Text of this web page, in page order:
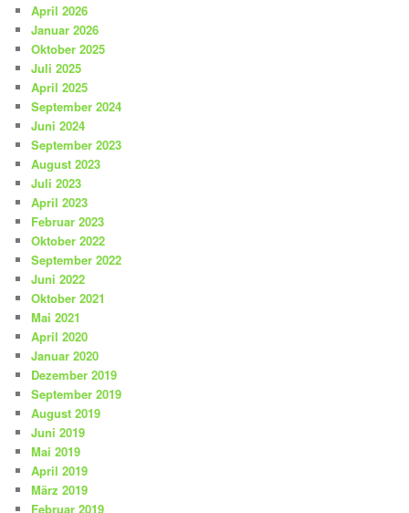
April 2026
Januar 2026
Oktober 2025
Juli 2025
April 2025
September 2024
Juni 2024
September 2023
August 2023
Juli 2023
April 2023
Februar 2023
Oktober 2022
September 2022
Juni 2022
Oktober 2021
Mai 2021
April 2020
Januar 2020
Dezember 2019
September 2019
August 2019
Juni 2019
Mai 2019
April 2019
März 2019
Februar 2019